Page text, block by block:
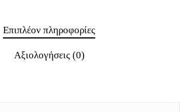
Επιπλέον πληροφορίες
Αξιολογήσεις (0)